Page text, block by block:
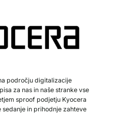
področju digitalizacije
za nas in naše stranke vse
sproof podjetju Kyocera
in prihodnje zahteve